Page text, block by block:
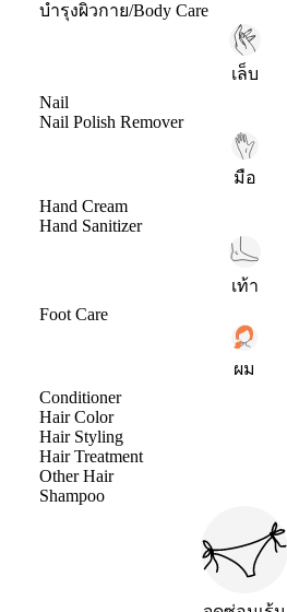
บำรุงผิวกาย/Body Care
เล็บ
Nail
Nail Polish Remover
มือ
Hand Cream
Hand Sanitizer
เท้า
Foot Care
ผม
Conditioner
Hair Color
Hair Styling
Hair Treatment
Other Hair
Shampoo